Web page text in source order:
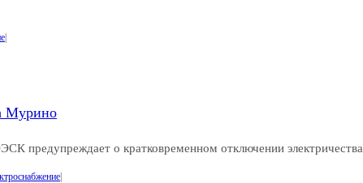
|
Мурино
предупреждает о кратковременном отключении электричества
|